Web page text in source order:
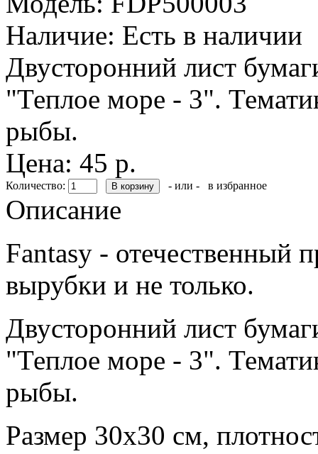
Наличие: Есть в наличии
Двусторонний лист
"Теплое море - 3".
рыбы.
Цена: 45 р.
Количество: - или - в избранное
Описание
Fantasy - отечественный
вырубки и не только.
Двусторонний лист
"Теплое море - 3".
рыбы.
Размер 30х30 см,